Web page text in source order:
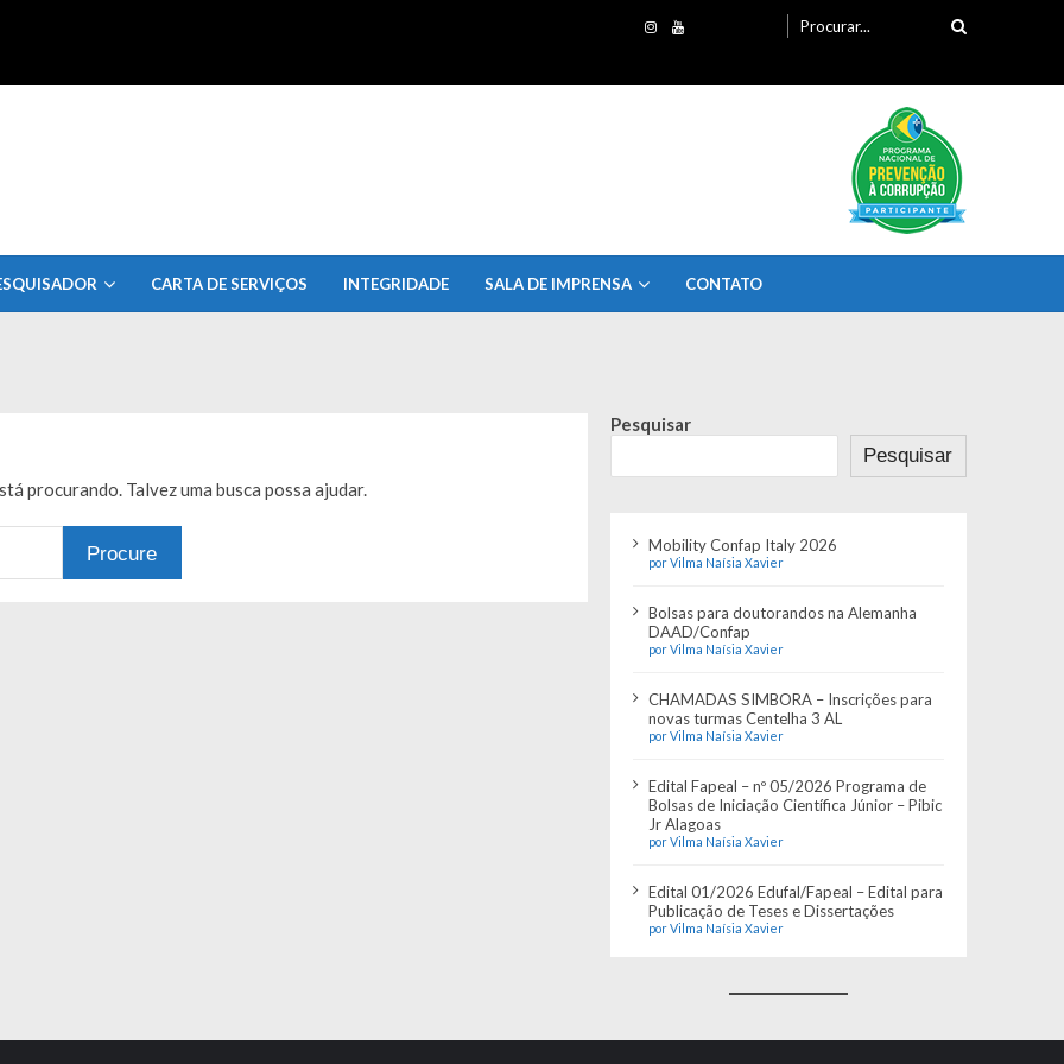
por:
CARTA DE SERVIÇOS INTEGRIDADE SALA DE IMPRENSA CONTATO
procurando. Talvez uma busca possa ajudar.
Pesquisar
Pesquisar
Mobility Confap Italy 2026
por Vilma Naísia Xavier
Bolsas para doutorandos na Alemanha
DAAD/Confap
por Vilma Naísia Xavier
CHAMADAS SIMBORA – Inscrições para
novas turmas Centelha 3 AL
por Vilma Naísia Xavier
Edital Fapeal – nº 05/2026 Programa de
Bolsas de Iniciação Científica Júnior – Pibic
Jr Alagoas
por Vilma Naísia Xavier
Edital 01/2026 Edufal/Fapeal – Edital para
Publicação de Teses e Dissertações
por Vilma Naísia Xavier